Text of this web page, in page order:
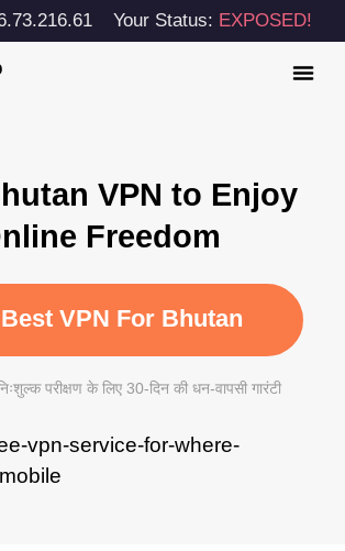
Your Status: EXPOSED!
VPN to Enjoy
Freedom
VPN For Bhutan
परीक्षण के लिए 30-दिन की धन-वापसी गारंटी